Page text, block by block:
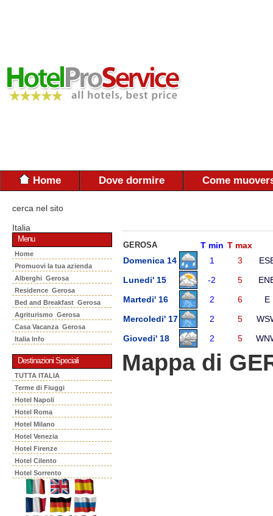
Home Dove dormire Come
cerca nel sito
Italia
Menu
Home
Promuovi la tua azienda
Alberghi Gerosa
Residence Gerosa
Bed and Breakfast Gerosa
Agriturismo Gerosa
Casa Vacanza Gerosa
Italia Info
Destinazioni Speciali
TUTTA ITALIA
Terme di Fiuggi
Hotel Napoli
Hotel Roma
Hotel Milano
Hotel Venezia
Hotel Firenze
Hotel Cilento
Hotel Sorrento
GEROSA T min T max
Domenica 14
1 3
Lunedi' 15
-2 5
Martedi' 16
2 6
E
Mercoledi' 17
2 5
Giovedi' 18
2 5
Mappa di